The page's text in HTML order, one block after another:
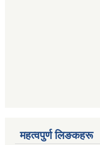
महत्वपुर्ण लिङकहरू